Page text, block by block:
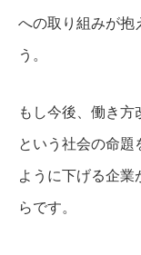
への取り組みが抱
う。
もし今後、働き方
という社会の命題
ように下げる企業
らです。